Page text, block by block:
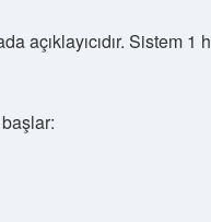
açıklayıcıdır. Sistem 1